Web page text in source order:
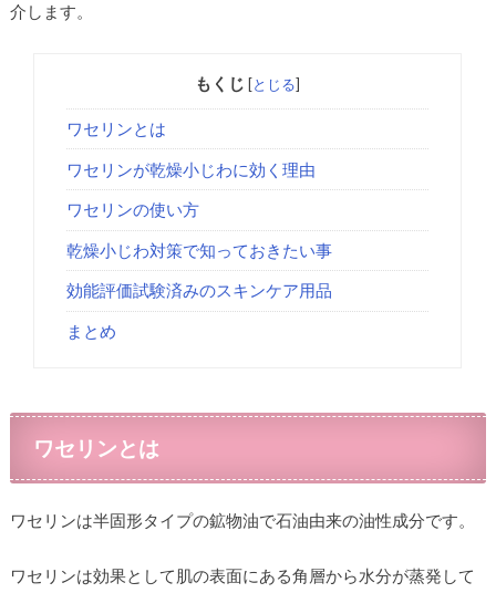
介します。
もくじ [とじる]
ワセリンとは
ワセリンが乾燥小じわに効く理由
ワセリンの使い方
乾燥小じわ対策で知っておきたい事
効能評価試験済みのスキンケア用品
まとめ
ワセリンとは
ワセリンは半固形タイプの鉱物油で石油由来の油性成分です。
ワセリンは効果として肌の表面にある角層から水分が蒸発して